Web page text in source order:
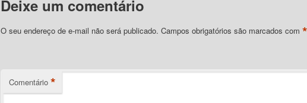
Deixe um comentário
O seu endereço de e-mail não será publicado. Campos obrigatórios são marcados com *
Comentário *